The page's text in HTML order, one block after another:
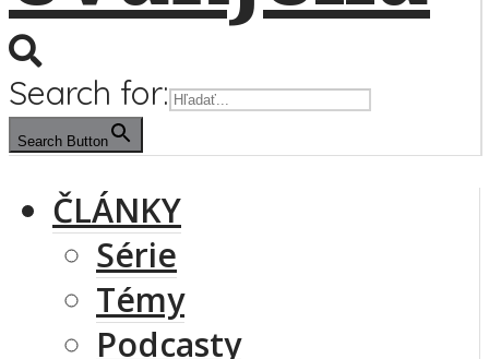
Search for:
Search Button
ČLÁNKY
Série
Témy
Podcasty